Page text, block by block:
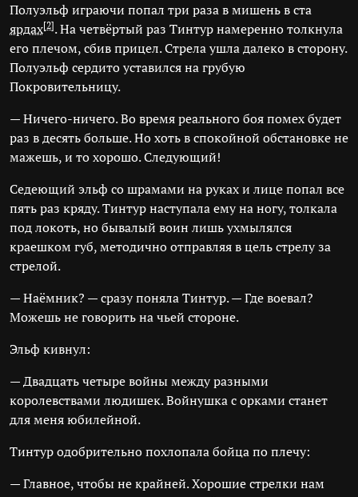
Полуэльф играючи попал три раза в мишень в ста
ярдах[2]. На четвёртый раз Тинтур намеренно толкнула
его плечом, сбив прицел. Стрела ушла далеко в сторону.
Полуэльф сердито уставился на грубую
Покровительницу.
— Ничего-ничего. Во время реального боя помех будет
раз в десять больше. Но хоть в спокойной обстановке не
мажешь, и то хорошо. Следующий!
Седеющий эльф со шрамами на руках и лице попал все
пять раз кряду. Тинтур наступала ему на ногу, толкала
под локоть, но бывалый воин лишь ухмылялся
краешком губ, методично отправляя в цель стрелу за
стрелой.
— Наёмник? — сразу поняла Тинтур. — Где воевал?
Можешь не говорить на чьей стороне.
Эльф кивнул:
— Двадцать четыре войны между разными
королевствами людишек. Войнушка с орками станет
для меня юбилейной.
Тинтур одобрительно похлопала бойца по плечу:
— Главное, чтобы не крайней. Хорошие стрелки нам